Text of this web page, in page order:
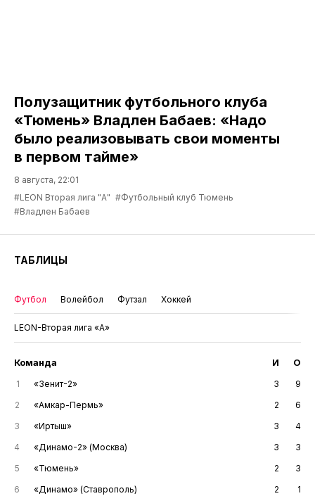
Полузащитник футбольного клуба
«Тюмень» Владлен Бабаев: «Надо
было реализовывать свои моменты
в первом тайме»
8 августа, 22:01
#LEON Вторая лига "А" #Футбольный клуб Тюмень
#Владлен Бабаев
ТАБЛИЦЫ
Футбол Волейбол Футзал Хоккей
LEON-Вторая лига «А»
Команда И О
1 «Зенит-2» 3
9
2
«Амкар-Пермь» 2
6
3
«Иртыш» 3
4
4
«Динамо-2» (Москва) 3
3
5
«Тюмень» 2
3
6
«Динамо» (Ставрополь) 2
1